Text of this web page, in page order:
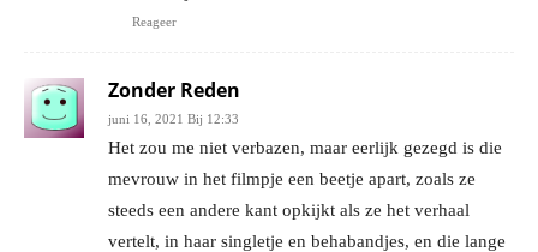
Reageer
Zonder Reden
juni 16, 2021 Bij 12:33
Het zou me niet verbazen, maar eerlijk gezegd is die
mevrouw in het filmpje een beetje apart, zoals ze
steeds een andere kant opkijkt als ze het verhaal
vertelt, in haar singletje en behabandjes, en die lange